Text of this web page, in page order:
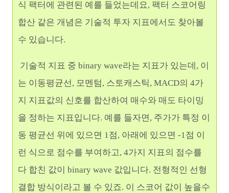
식 팩터에 관련된 예를 들었는데요, 팩터 스코어링
합산 같은 개념은 기술적 투자 지표에서도 찾아볼
수 있습니다.
기술적 지표 중 binary wave라는 지표가 있는데, 이
는 이동평균선, 모멘텀, 스토캐스틱, MACD의 4가
지 지표값의 신호를 합산하여 매수와 매도 타이밍
을 정하는 지표입니다. 예를 들자면, 주가가 특정 이
동 평균선 위에 있으면 1점, 아래에 있으면 -1점 이
런 식으로 점수를 부여하고, 4가지 지표의 점수를
다 합친 값이 binary wave 값입니다. 전형적인 선형
결합 방식이라고 볼 수 있죠. 이 스코어 값이 높을수